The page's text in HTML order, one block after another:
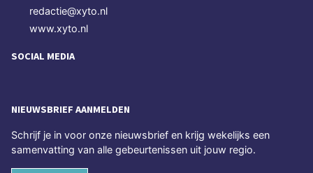
redactie@xyto.nl
www.xyto.nl
SOCIAL MEDIA
NIEUWSBRIEF AANMELDEN
Schrijf je in voor onze nieuwsbrief en krijg wekelijks een
samenvatting van alle gebeurtenissen uit jouw regio.